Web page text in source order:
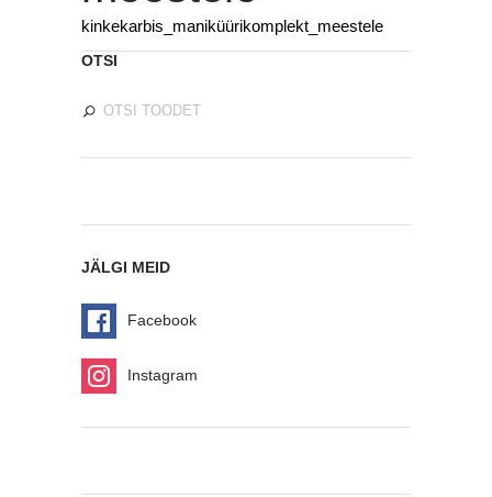
kinkekarbis_maniküürikomplekt_meestele
OTSI
JÄLGI MEID
Facebook
Instagram